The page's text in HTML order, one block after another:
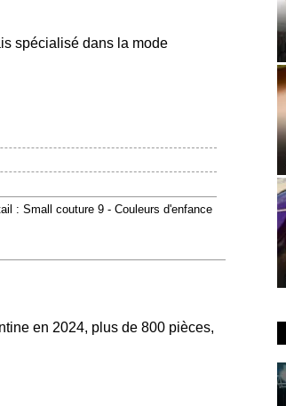
spécialisé dans la mode
: Small couture 9 - Couleurs d'enfance
en 2024, plus de 800 pièces,